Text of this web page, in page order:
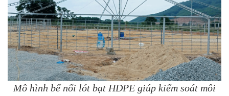
Mô hình bể nổi lót bạt HDPE giúp kiểm soát môi